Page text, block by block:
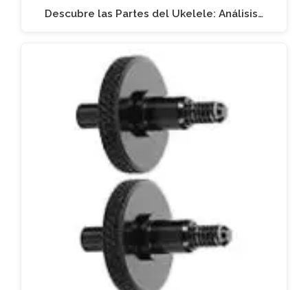
Descubre las Partes del Ukelele: Análisis…